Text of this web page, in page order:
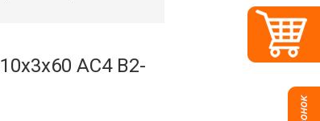
АС4 В2-